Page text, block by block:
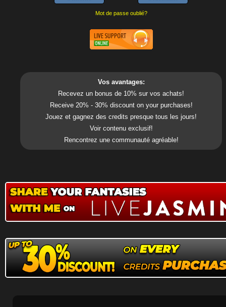
Mot de passe oublié?
Vos avantages:
Recevez un bonus de 10% sur vos achats!
Receive 20% - 30% discount on your purchases!
Jouez et gagnez des credits presque tous les jours!
Voir contenu exclusif!
Rencontrez une communauté agréable!